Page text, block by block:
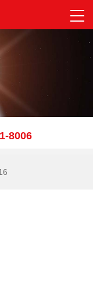
8006